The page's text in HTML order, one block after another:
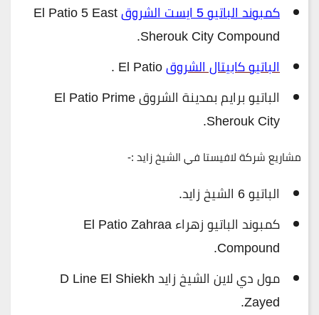
كمبوند الباتيو 5 ايست الشروق
El Patio 5 East
Sherouk City Compound.
الباتيو كابيتال الشروق
الباتيو برايم بمدينة الشروق El Patio Prime
Sherouk City.
مشاريع شركة لافيستا في الشيخ زايد :-
الباتيو 6 الشيخ زايد.
كمبوند الباتيو زهراء El Patio Zahraa
Compound.
مول دي لاين الشيخ زايد D Line El Shiekh
Zayed.